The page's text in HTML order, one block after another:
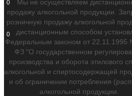
Мы не осуществляем
продажу алкогольной продукции.
розничную продажу алкогольной
дистанционным способом
Федеральным законом от 22.11.1995
ФЗ "О государственном
производства и оборота этилового
алкогольной и спиртосодержащей
и об ограничении потребления
алкогольной продукции.
0
0